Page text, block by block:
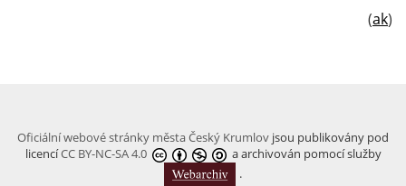
(ak)
Oficiální webové stránky města Český Krumlov jsou publikovány pod
licencíCC BY-NC-SA 4.0
a archivován pomocí služby
.